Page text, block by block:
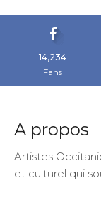
14,234
Fans
A propos
Artistes
et culturel qui